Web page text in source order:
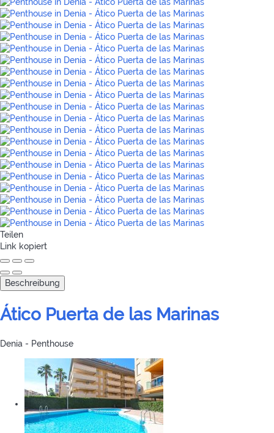
Teilen
Link kopiert
Beschreibung
Ático Puerta de las Marinas
Denia - Penthouse